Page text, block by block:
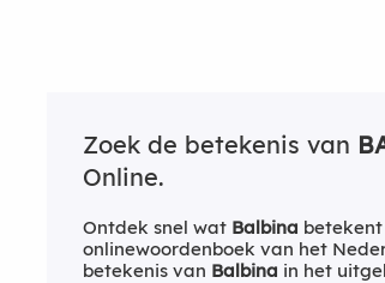
Zoek de betekenis van
Online.
Ontdek snel wat Balbina
onlinewoordenboek van het
betekenis van Balbina in het